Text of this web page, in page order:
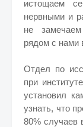
истощаем
нервными и
не замечаем
рядом с нами
Отдел по
при
установил
узнать, что
80% случаев